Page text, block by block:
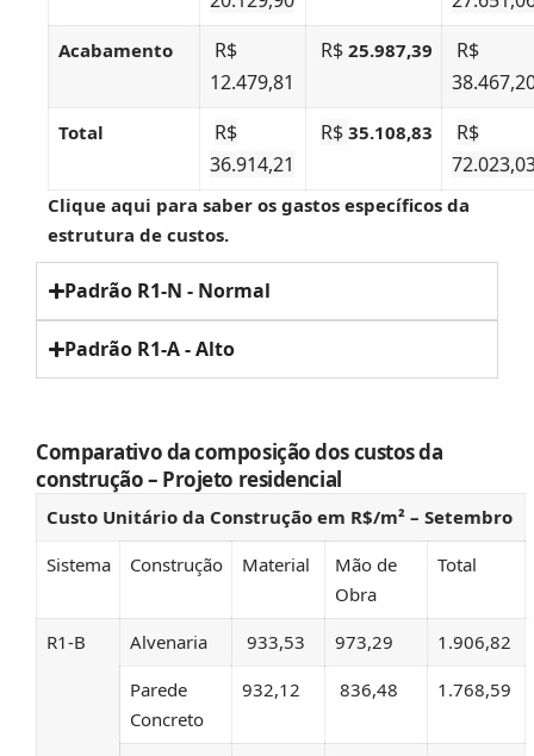
Acabamento
R$
12.479,81
R$ 25.987,39
R$
Total
R$
36.914,21
R$ 35.108,83
R$
Clique aqui para saber os gastos específicos da
estrutura de custos.
Padrão R1-N - Normal
Padrão R1-A - Alto
Comparativo da composição dos custos da
construção – Projeto residencial
Custo Unitário da Construção em R$/m² – Setembro
Sistema
Construção Material
Mão de
Obra
Total
R1-B Alvenaria 933,53 973,29
1.906,82
Parede
Concreto
932,12 836,48 1.768,59